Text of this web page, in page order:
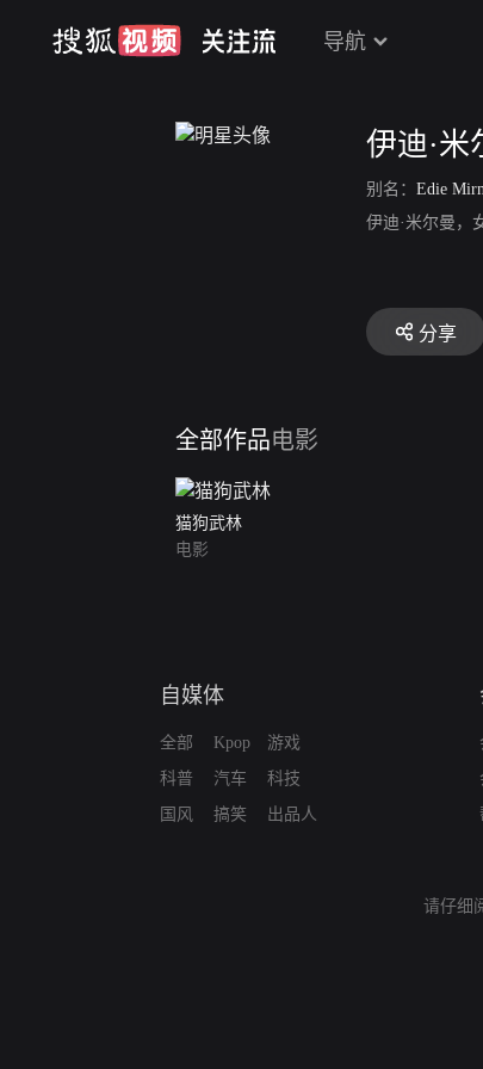
导航
伊迪·米
别名： Edie
伊迪·米尔曼，
分享
全部作品电影
猫狗武林
电影
自媒体
全部
科普
国风
Kpop
汽车
搞笑
游戏
科技
出品人
请仔细